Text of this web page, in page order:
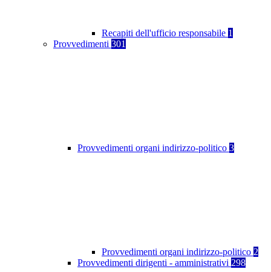
Recapiti dell'ufficio responsabile 1
Provvedimenti 301
Provvedimenti organi indirizzo-politico 3
Provvedimenti organi indirizzo-politico 2
Provvedimenti dirigenti - amministrativi 298